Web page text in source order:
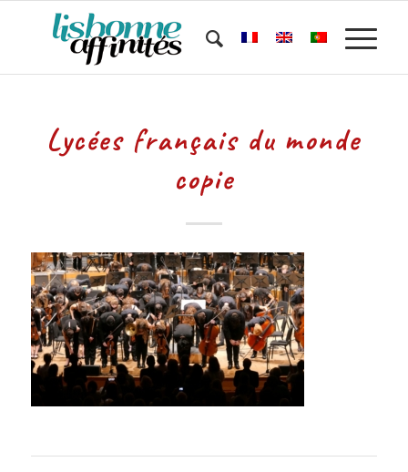
Lycées français du monde
copie